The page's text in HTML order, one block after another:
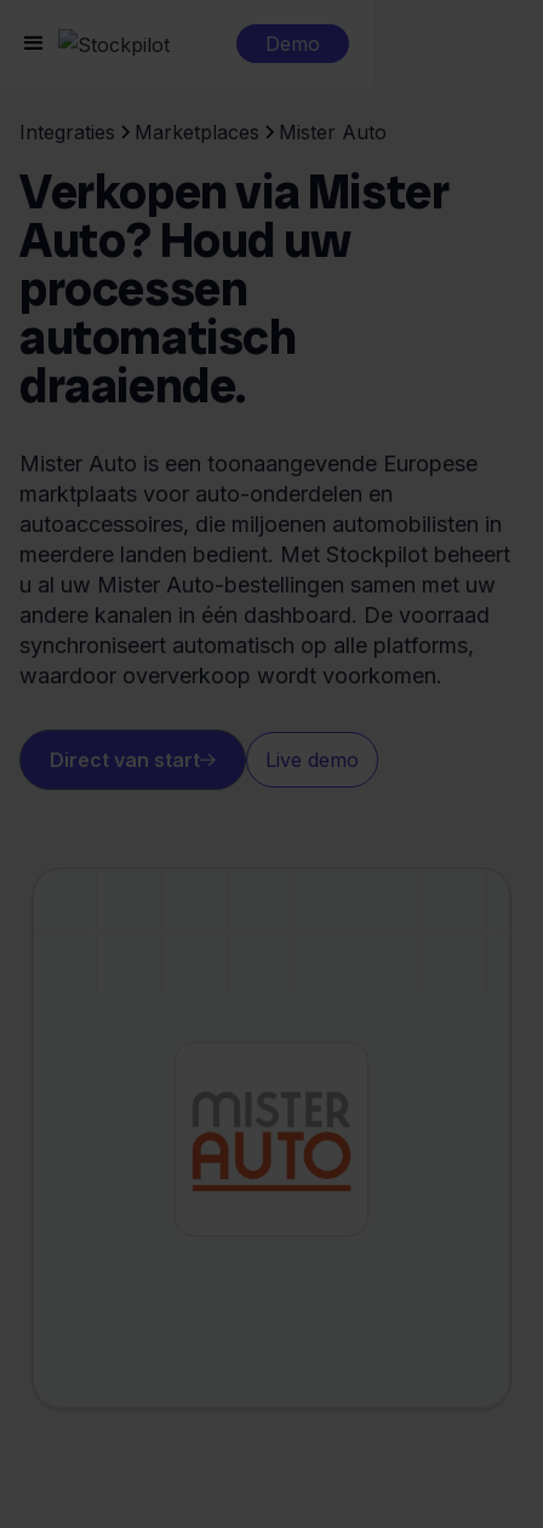
Demo
Integraties Marketplaces Mister Auto
Verkopen via Mister
Auto? Houd uw
processen
automatisch
draaiende.
Mister Auto is een toonaangevende Europese
marktplaats voor auto-onderdelen en
autoaccessoires, die miljoenen automobilisten in
meerdere landen bedient. Met Stockpilot beheert
u al uw Mister Auto-bestellingen samen met uw
andere kanalen in één dashboard. De voorraad
synchroniseert automatisch op alle platforms,
waardoor oververkoop wordt voorkomen.
Direct van start Live demo